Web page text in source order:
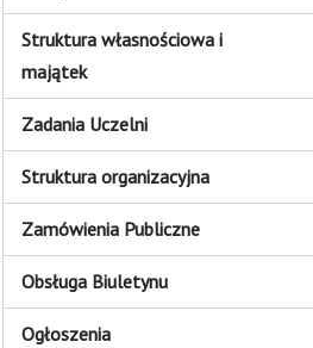
Struktura własnościowa i
majątek
Zadania Uczelni
Struktura organizacyjna
Zamówienia Publiczne
Obsługa Biuletynu
Ogłoszenia